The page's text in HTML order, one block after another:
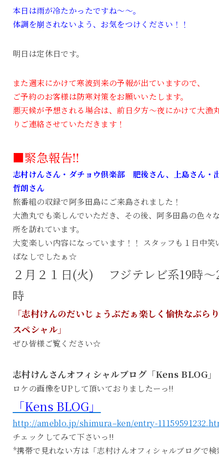
本日は雨が冷たかったですね～～。
体調を崩されないよう、お気をつけください！！
明日は定休日です。
また週末にかけて寒波到来の予報が出ていますので、
ご予約のお客様は防寒対策をお願いいたします。
悪天候が予想される場合は、前日夕方～夜にかけて大漁
りご連絡させていただきます！
■緊急報告!!
志村けんさん・ダチョウ倶楽部 肥後さん、上島さん・
哲朗さん
旅番組の収録で阿多田島にご来島されました！
大漁丸でも楽しんでいただき、その後、阿多田島の色々
所を訪れています。
大変楽しい内容になっています！！ スタッフも１日中笑
ぱなしでしたぁ☆
２月２１日(火) フジテレビ系19時～
時
「志村けんのだいじょうぶだぁ楽しく愉快なぶら
スペシャル」
ぜひ皆様ご覧ください☆
志村けんさんオフィシャルブログ「Kens BLOG」
ロケの画像をUPして頂いておりましたーっ!!
「Kens BLOG」
http://ameblo.jp/shimura–ken/entry-
チェックしてみて下さいっ!!
*携帯で見れない方は「志村けんオフィシャルブログで検